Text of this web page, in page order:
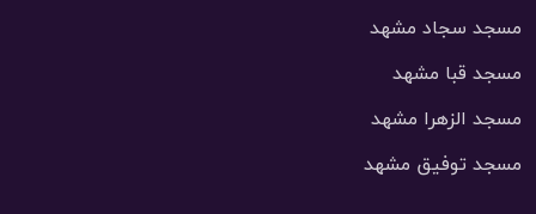
مسجد سجاد مشهد
مسجد قبا مشهد
مسجد الزهرا مشهد
مسجد توفیق مشهد